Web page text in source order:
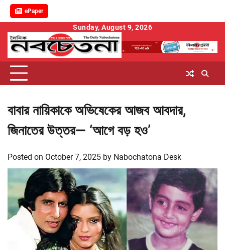
ePaper
content
Sunday, August 9, 2026
বাবার নায়িকাকে অভিষেকের আজব আবদার,
জিনাতের উত্তর— ‘আগে বড় হও’
Posted on October 7, 2025 by Nabochatona Desk